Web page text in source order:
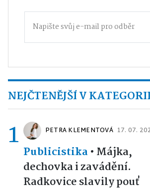
NEJČTENĚJŠÍ V KATEGORII
1 PETRA KLEMENTOVÁ 17. 07.
Publicistika• Májka,
dechovka i zavádění.
Radkovice slavily pouť